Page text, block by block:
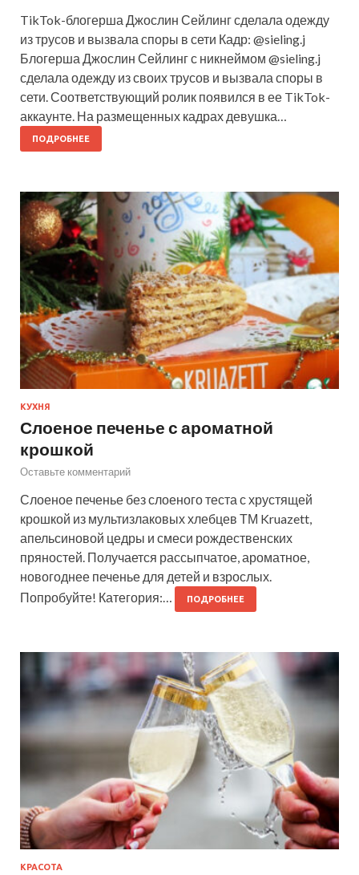
TikTok-блогерша Джослин Сейлинг сделала одежду
из трусов и вызвала споры в сети Кадр: @sieling.j
Блогерша Джослин Сейлинг с никнеймом @sieling.j
сделала одежду из своих трусов и вызвала споры в
сети. Соответствующий ролик появился в ее TikTok-
аккаунте. На размещенных кадрах девушка…
ПОДРОБНЕЕ
КУХНЯ
Слоеное печенье с ароматной
крошкой
Оставьте комментарий
Слоеное печенье без слоеного теста с хрустящей
крошкой из мультизлаковых хлебцев ТМ Kruazett,
апельсиновой цедры и смеси рождественских
пряностей. Получается рассыпчатое, ароматное,
новогоднее печенье для детей и взрослых.
Попробуйте! Категория:…
ПОДРОБНЕЕ
КРАСОТА